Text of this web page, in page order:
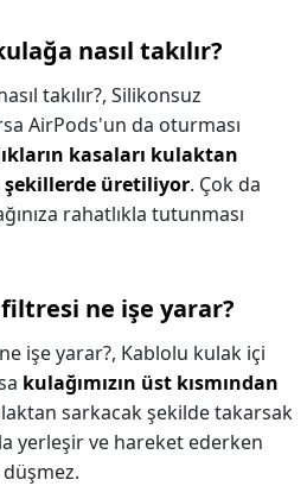
nasıl takılır?
takılır?, Silikonsuz
AirPods'un da oturması
kasaları kulaktan
üretiliyor. Çok da
rahatlıkla tutunması
ne işe yarar?
işe yarar?, Kablolu kulak içi
kulağımızın üst kısmından
sarkacak şekilde takarsak
yerleşir ve hareket ederken
düşmez.